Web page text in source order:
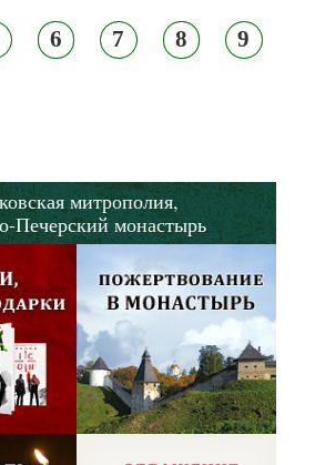
6 7 8 9
митрополия,
Печерский монастырь